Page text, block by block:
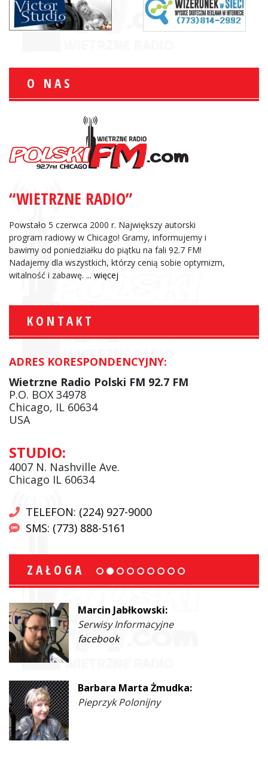
O NAS
“WIETRZNE RADIO”
Powstało 5 czerwca 2000 r. Największy autorski
program radiowy w Chicago! Gramy, informujemy i
bawimy od poniedziałku do piątku na fali 92.7 FM!
Nadajemy dla wszystkich, którzy cenią sobie optymizm,
witalność i zabawę. ... więcej
KONTAKT
ADRES KORESPONDENCYJNY:
Wietrzne Radio Polski FM 92.7 FM
P.O. BOX 34978
Chicago, IL 60634
USA
STUDIO:
4007 N. Nashville Ave.
Chicago IL 60634
TELEFON: (224) 927-9000
SMS: (773) 888-5161
ZAŁOGA
Marcin Jabłkowski:
Serwisy Informacyjne
facebook
Barbara Marta Żmudka:
Pieprzyk Polonijny